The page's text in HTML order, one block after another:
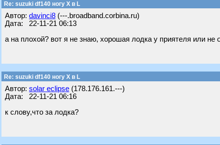
Re: suzuki df140 ногу X в L
Автор: davinci8 (---.broadband.corbina.ru)
Дата: 22-11-21 06:13
а на плохой? вот я не знаю, хорошая лодка у приятеля или не
Re: suzuki df140 ногу X в L
Автор: solar eclipse (178.176.161.---)
Дата: 22-11-21 06:16
к слову,что за лодка?